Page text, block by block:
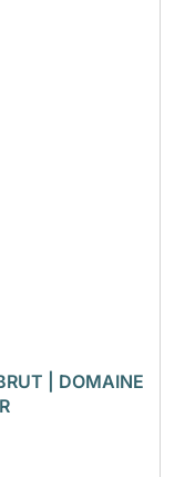
| DOMAINE